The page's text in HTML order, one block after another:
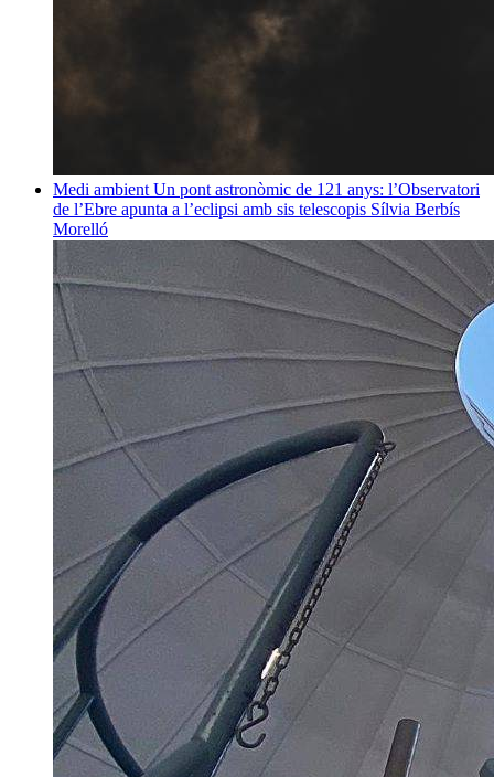
Medi ambient Un pont astronòmic de 121 anys: l’Observatori
de l’Ebre apunta a l’eclipsi amb sis telescopis Sílvia Berbís
Morelló